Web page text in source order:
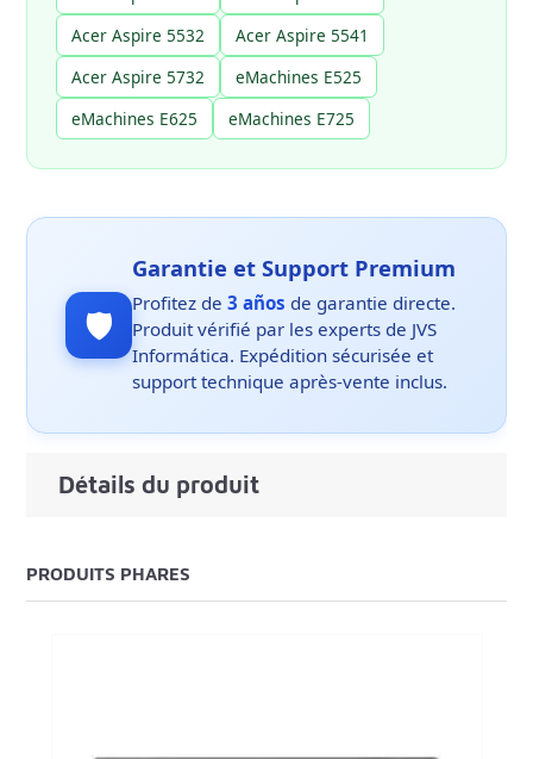
Acer Aspire 5532
Acer Aspire 5541
Acer Aspire 5732
eMachines E525
eMachines E625
eMachines E725
🛡️
Garantie et Support Premium
Profitez de3 años de garantie directe.
Produit vérifié par les experts de JVS
Informática. Expédition sécurisée et
support technique après-vente inclus.
Détails du produit
PRODUITS PHARES